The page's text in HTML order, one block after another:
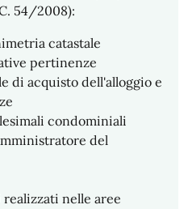
54/2008):
catastale
pertinenze
di acquisto dell'alloggio e
condominiali
del
nelle aree